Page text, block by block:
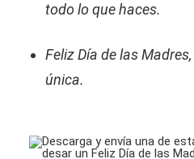
todo lo que haces.
Feliz Día de las
única.